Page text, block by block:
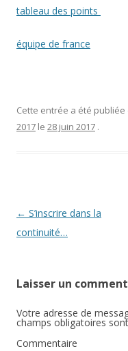
tableau des points
équipe de france
Cette entrée a été publiée
2017 le 28 juin 2017 .
Navigation
des
← S’inscrire dans la
continuité…
Laisser un
Votre adresse de
champs obligatoires
Commentaire